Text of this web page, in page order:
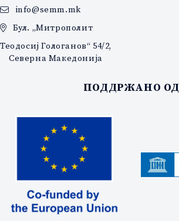
info@semm.mk
Бул. „Митрополит
Теодосиј Гологанов“ 54/2,
Северна Македонија
ПОДДРЖАНО ОД